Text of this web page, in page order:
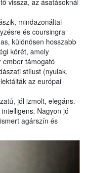
mindazonáltal
és coursingra
különösen hosszabb
körét, amely
ember támogató
stílust (nyulak,
az európai
jól izmolt, elegáns.
Nagyon jó
agárszín és